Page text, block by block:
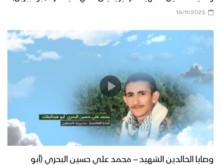
19/11/2025
وصايا الخالدين الشهيد – محمد علي حسين البحري (أبو